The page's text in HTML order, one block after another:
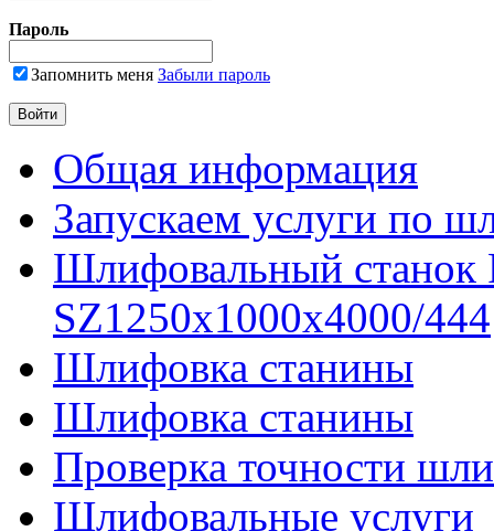
Пароль
Запомнить меня Забыли пароль
Общая информация
Запускаем услуги по
Шлифовальный
SZ1250x1000x4000/444
Шлифовка станины
Шлифовка станины
Проверка точности
Шлифовальные услуги